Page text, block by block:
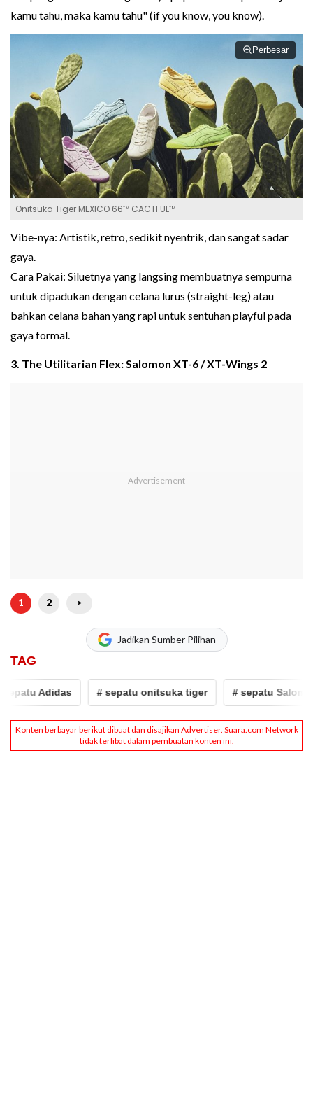
kamu tahu, maka kamu tahu" (if you know, you know).
Perbesar
Onitsuka Tiger MEXICO 66™ CACTFUL™
Vibe-nya: Artistik, retro, sedikit nyentrik, dan sangat sadar
gaya.
Cara Pakai: Siluetnya yang langsing membuatnya sempurna
untuk dipadukan dengan celana lurus (straight-leg) atau
bahkan celana bahan yang rapi untuk sentuhan playful pada
gaya formal.
3. The Utilitarian Flex: Salomon XT-6 / XT-Wings 2
1 2 >
Jadikan Sumber Pilihan
TAG
# sepatu onitsuka tiger # sepatu Salomon